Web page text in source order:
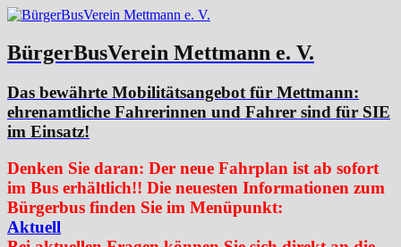
BürgerBusVerein Mettmann e. V.
Das bewährte Mobilitätsangebot für Mettmann:
ehrenamtliche Fahrerinnen und Fahrer sind für SIE
im Einsatz!
Denken Sie daran: Der neue Fahrplan ist ab sofort
im Bus erhältlich!! Die neuesten Informationen zum
Bürgerbus finden Sie im Menüpunkt:
Aktuell